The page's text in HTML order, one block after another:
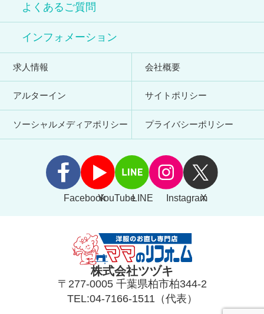
よくあるご質問
インフォメーション
求人情報 会社概要
アルターイン サイトポリシー
ソーシャルメディアポリシー プライバシーポリシー
FacebookYouTubeLINE Instagram
X
株式会社ツヅキ
〒277-0005 千葉県柏市柏344-2
TEL:04-7166-1511（代表）